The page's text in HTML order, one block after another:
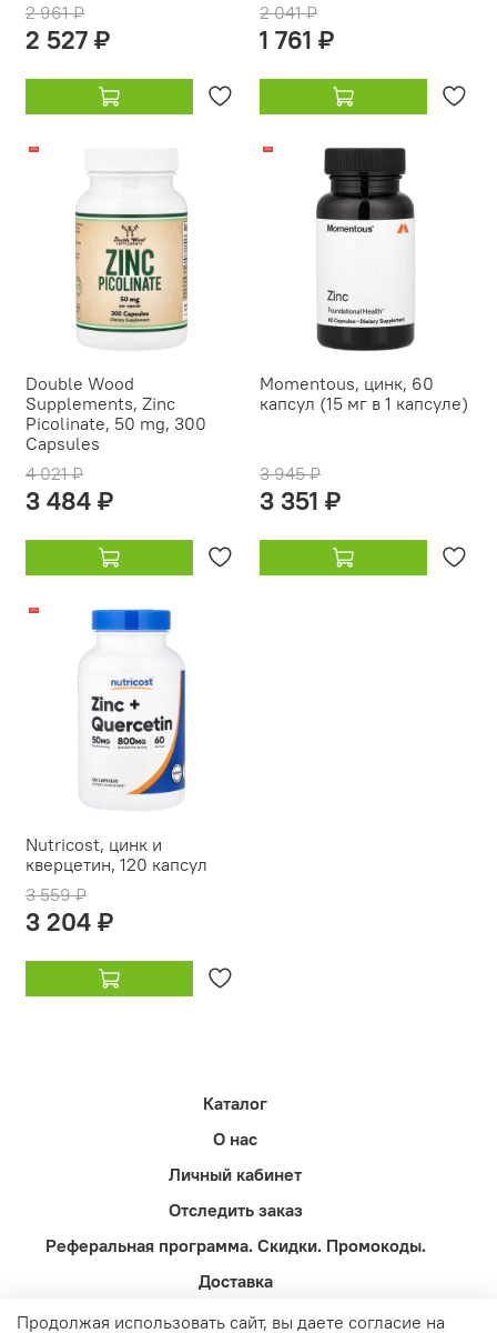
2 961 ₽
2 527 ₽
2 041 ₽
1 761 ₽
-13%
Double Wood
Supplements, Zinc
Picolinate, 50 mg, 300
Capsules
4 021 ₽
3 484 ₽
-15%
Momentous, цинк, 60
капсул (15 мг в 1 капсуле)
3 945 ₽
3 351 ₽
-10%
Nutricost, цинк и
кверцетин, 120 капсул
3 559 ₽
3 204 ₽
Каталог
О нас
Личный кабинет
Отследить заказ
Реферальная программа. Скидки. Промокоды.
Доставка
Оферта и политика конфиденциальности
Продолжая использовать сайт, вы даете согласие на